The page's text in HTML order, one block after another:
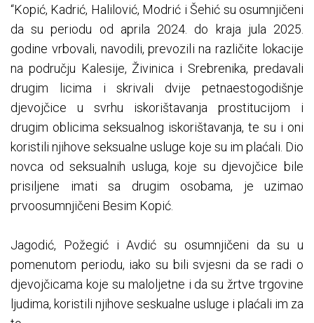
“Kopić, Kadrić, Halilović, Modrić i Šehić su osumnjičeni
da su periodu od aprila 2024. do kraja jula 2025.
godine vrbovali, navodili, prevozili na različite lokacije
na području Kalesije, Živinica i Srebrenika, predavali
drugim licima i skrivali dvije petnaestogodišnje
djevojčice u svrhu iskorištavanja prostitucijom i
drugim oblicima seksualnog iskorištavanja, te su i oni
koristili njihove seksualne usluge koje su im plaćali. Dio
novca od seksualnih usluga, koje su djevojčice bile
prisiljene imati sa drugim osobama, je uzimao
prvoosumnjičeni Besim Kopić.
Jagodić, Požegić i Avdić su osumnjičeni da su u
pomenutom periodu, iako su bili svjesni da se radi o
djevojčicama koje su maloljetne i da su žrtve trgovine
ljudima, koristili njihove seskualne usluge i plaćali im za